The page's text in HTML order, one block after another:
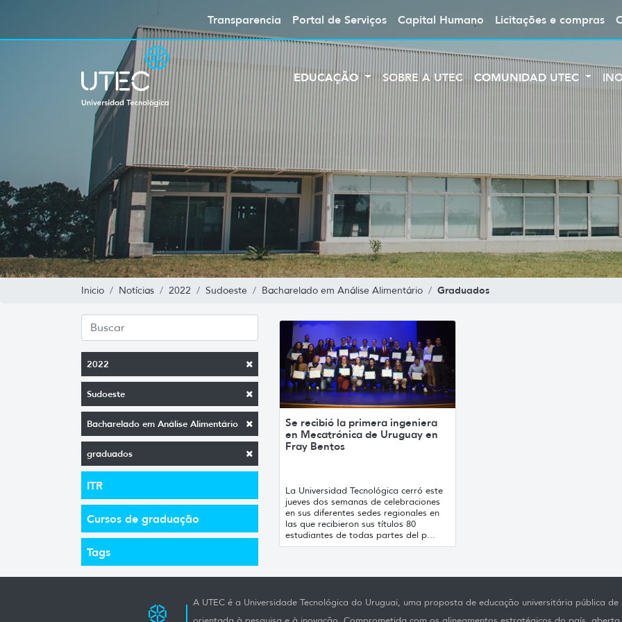
Transparencia Portal de Serviços Capital Humano Licitações e compras
EDUCAÇÃO SOBRE A UTEC COMUNIDAD UTEC
Inicio Notícias 2022 Sudoeste Bacharelado em Análise Alimentário Graduados
2022
Sudoeste
Bacharelado em Análise Alimentário
graduados
ITR
Cursos de graduação
Tags
Se recibió la primera ingeniera
en Mecatrónica de Uruguay en
Fray Bentos
La Universidad Tecnológica cerró este
jueves dos semanas de celebraciones
en sus diferentes sedes regionales en
las que recibieron sus títulos 80
estudiantes de todas partes del p...
A UTEC é a Universidade Tecnológica do Uruguai, uma proposta de educação universitária pública